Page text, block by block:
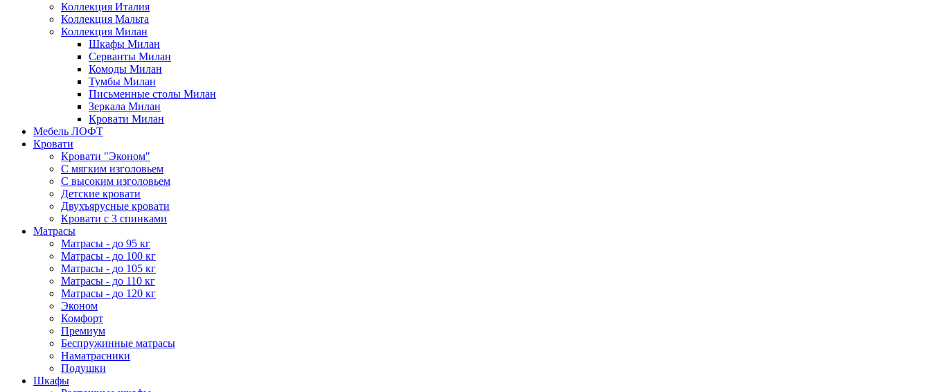
Коллекция Италия
Коллекция Мальта
Коллекция Милан
Шкафы Милан
Серванты Милан
Комоды Милан
Тумбы Милан
Письменные столы Милан
Зеркала Милан
Кровати Милан
Мебель ЛОФТ
Кровати
Кровати "Эконом"
С мягким изголовьем
С высоким изголовьем
Детские кровати
Двухъярусные кровати
Кровати с 3 спинками
Матрасы
Матрасы - до 95 кг
Матрасы - до 100 кг
Матрасы - до 105 кг
Матрасы - до 110 кг
Матрасы - до 120 кг
Эконом
Комфорт
Премиум
Беспружинные матрасы
Наматрасники
Подушки
Шкафы